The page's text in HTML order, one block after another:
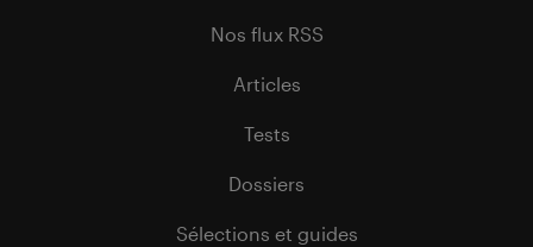
Nos flux RSS
Articles
Tests
Dossiers
Sélections et guides